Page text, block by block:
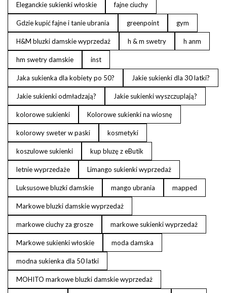
Eleganckie sukienki włoskie fajne ciuchy
Gdzie kupić fajne i tanie ubrania greenpoint gym
H&M bluzki damskie wyprzedaż h & m swetry h anm
hm swetry damskie inst
Jaka sukienka dla kobiety po 50? Jakie sukienki dla 30 latki?
Jakie sukienki odmładzają? Jakie sukienki wyszczuplają?
kolorowe sukienki Kolorowe sukienki na wiosnę
kolorowy sweter w paski kosmetyki
koszulowe sukienki kup bluzę z eButik
letnie wyprzedaże Limango sukienki wyprzedaż
Luksusowe bluzki damskie mango ubrania mapped
Markowe bluzki damskie wyprzedaż
markowe ciuchy za grosze markowe sukienki wyprzedaż
Markowe sukienki włoskie moda damska
modna sukienka dla 50 latki
MOHITO markowe bluzki damskie wyprzedaż